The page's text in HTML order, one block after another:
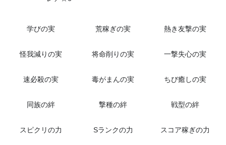
学びの実 荒稼ぎの実 熱き友撃の実
怪我減りの実 将命削りの実 一撃失心の実
速必殺の実 毒がまんの実 ちび癒しの実
同族の絆 撃種の絆 戦型の絆
スピクリの力 Sランクの力 スコア稼ぎの力